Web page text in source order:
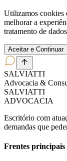
Utilizamos cookies
melhorar a
tratamento de
Aceitar e Continuar
SALVIATTI
Advocacia &
SALVIATTI
ADVOCACIA
Escritório com
demandas que
Frentes principais